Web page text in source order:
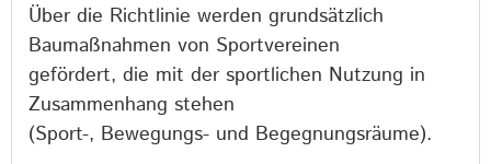
Über die Richtlinie werden grundsätzlich
Baumaßnahmen von Sportvereinen
gefördert, die mit der sportlichen Nutzung in
Zusammenhang stehen
(Sport-, Bewegungs- und Begegnungsräume).